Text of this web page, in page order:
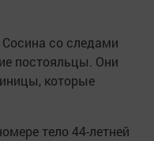
Сосина со следами
постояльцы. Они
которые
тело 44-летней